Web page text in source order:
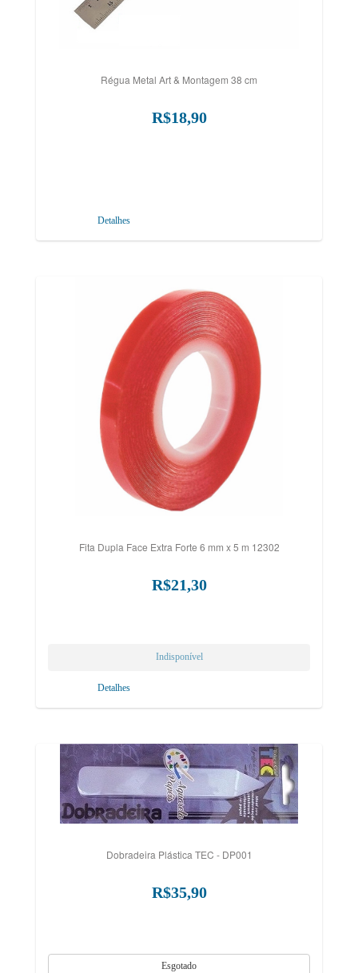
Régua Metal Art & Montagem 38 cm
R$18,90
Detalhes
Fita Dupla Face Extra Forte 6 mm x 5 m 12302
R$21,30
Detalhes
Dobradeira Plástica TEC - DP001
R$35,90